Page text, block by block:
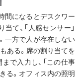
間になるとデスクワー
て、「人感センサー」
一方で人が存在しない
ある。席の割り当てを
で入力し、「この仕事
る。オフィス内の照明